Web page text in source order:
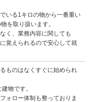
いる1キロの物から一番重い
を取り扱います。
く、業務内容に関しても
覚えられるので安心して就
ものはなくすぐに始められ
物です。
ォロー体制も整っておりま